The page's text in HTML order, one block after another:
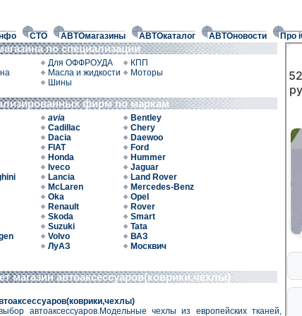
СТО АВТОмагазины АВТОкаталог АВТОновости Про
по специализации
Для ОФФРОУДА
КПП
Масла и жидкости
Моторы
Шины
фирм по маркам
avia
Bentley
Cadillac
Chery
Dacia
Daewoo
FIAT
Ford
Honda
Hummer
Iveco
Jaguar
Lancia
Land Rover
McLaren
Mercedes-Benz
Oka
Opel
Renault
Rover
Skoda
Smart
Suzuki
Tata
Volvo
ВАЗ
ЛуАЗ
Москвич
магазин автоаксессуаров(коврики,чехлы)
автоаксессуаров.Модельные чехлы из европейских тканей,